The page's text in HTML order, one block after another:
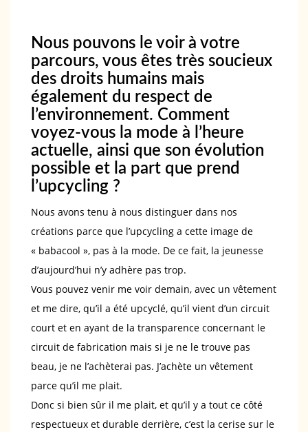
Nous pouvons le voir à votre
parcours, vous êtes très soucieux
des droits humains mais
également du respect de
l’environnement. Comment
voyez-vous la mode à l’heure
actuelle, ainsi que son évolution
possible et la part que prend
l’upcycling ?
Nous avons tenu à nous distinguer dans nos
créations parce que l’upcycling a cette image de
« babacool », pas à la mode. De ce fait, la jeunesse
d’aujourd’hui n’y adhère pas trop.
Vous pouvez venir me voir demain, avec un vêtement
et me dire, qu’il a été upcyclé, qu’il vient d’un circuit
court et en ayant de la transparence concernant le
circuit de fabrication mais si je ne le trouve pas
beau, je ne l’achèterai pas. J’achète un vêtement
parce qu’il me plait.
Donc si bien sûr il me plait, et qu’il y a tout ce côté
respectueux et durable derrière, c’est la cerise sur le